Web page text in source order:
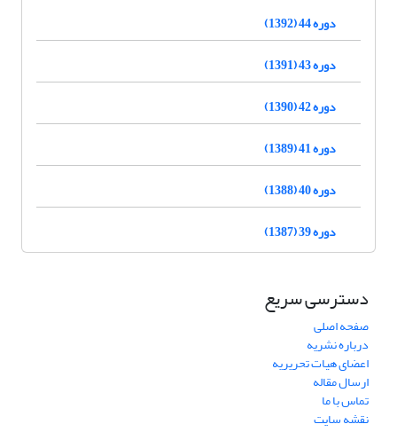
دوره 44 (1392)
دوره 43 (1391)
دوره 42 (1390)
دوره 41 (1389)
دوره 40 (1388)
دوره 39 (1387)
دسترسی سریع
صفحه اصلی
درباره نشریه
اعضای هیات تحریریه
ارسال مقاله
تماس با ما
نقشه سایت